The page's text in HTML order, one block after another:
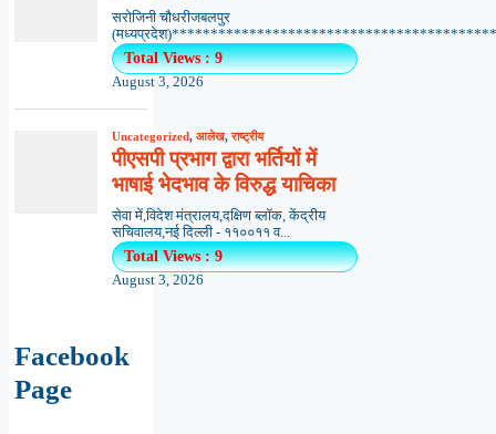
सरोजिनी चौधरीजबलपुर
Total Views : 9
August 3, 2026
Uncategorized, आलेख,राष्ट्रीय
पीएसपी प्रभाग द्वारा भर्तियों में
भाषाई भेदभाव के विरुद्ध याचिका
सेवा में,विदेश मंत्रालय,दक्षिण ब्लॉक, केंद्रीय
सचिवालय,नई दिल्ली - ११००११ व...
Total Views : 9
August 3, 2026
Facebook
Page